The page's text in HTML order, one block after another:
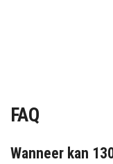
FAQ
Wanneer kan